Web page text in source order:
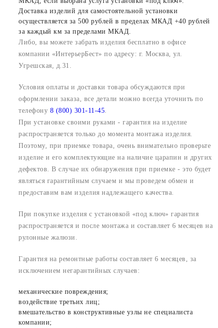
Доставка изделий для самостоятельной установки
осуществляется за 500 рублей в пределах МКАД +40 рублей
за каждый км за пределами МКАД.
Либо, вы можете забрать изделия бесплатно в офисе
компании «ИнтерьерБест» по адресу: г. Москва, ул.
Угрешская, д.31.
Условия оплаты и доставки товара обсуждаются при
оформлении заказа, все детали можно всегда уточнить по
телефону 8 (800) 301-11-45
При установке своими руками - гарантия на изделие
распространяется только до момента монтажа изделия.
Поэтому, при приемке товара, очень внимательно проверьте
изделие и его комплектующие на наличие царапин и других
дефектов. В случае их обнаружения при приемке - это будет
являться гарантийным случаем и мы проведем обмен и
предоставим вам изделия надлежащего качества.
При покупке изделия с установкой «под ключ» гарантия
распространяется и после монтажа и составляет 6 месяцев на
рулонные жалюзи.
Гарантия на ремонтные работы составляет 6 месяцев, за
исключением негарантийных случаев:
механические повреждения;
воздействие третьих лиц;
вмешательство в конструктивные узлы не специалиста
компании;